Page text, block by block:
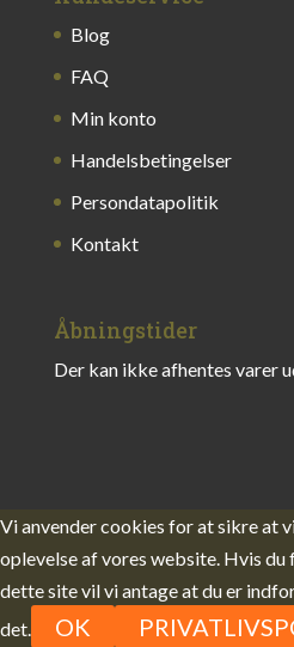
Blog
FAQ
Min konto
Handelsbetingelser
Persondatapolitik
Kontakt
Åbningstider
Der kan ikke afhentes varer
Vi anvender cookies for at sikre at
oplevelse af vores website. Hvis
dette site vil vi antage at du er
det.
OK